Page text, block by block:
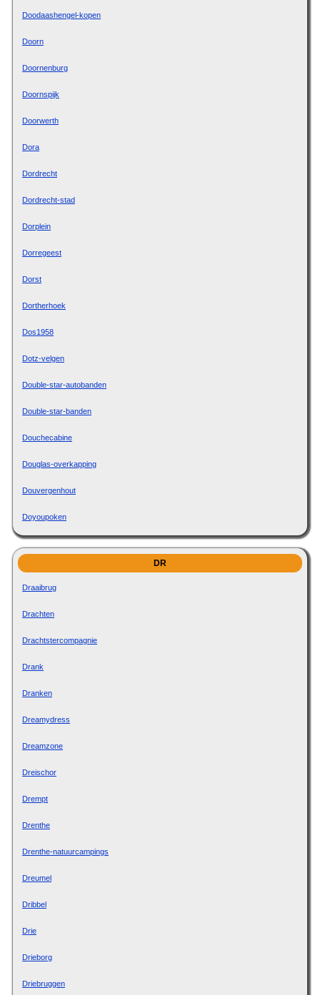
Doodaashengel-kopen
Doorn
Doornenburg
Doornspijk
Doorwerth
Dora
Dordrecht
Dordrecht-stad
Dorplein
Dorregeest
Dorst
Dortherhoek
Dos1958
Dotz-velgen
Double-star-autobanden
Double-star-banden
Douchecabine
Douglas-overkapping
Douvergenhout
Doyoupoken
DR
Draaibrug
Drachten
Drachtstercompagnie
Drank
Dranken
Dreamydress
Dreamzone
Dreischor
Drempt
Drenthe
Drenthe-natuurcampings
Dreumel
Dribbel
Drie
Drieborg
Driebruggen